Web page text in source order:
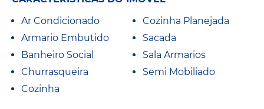
Ar Condicionado
Armario Embutido
Banheiro Social
Churrasqueira
Cozinha
Cozinha Planejada
Sacada
Sala Armarios
Semi Mobiliado